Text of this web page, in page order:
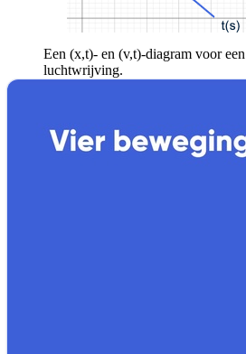
Een (x,t)- en (v,t)-diagram voor
luchtwrijving.